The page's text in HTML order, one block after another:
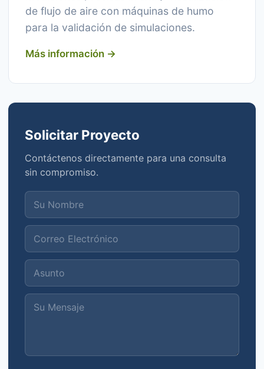
de flujo de aire con máquinas de humo
para la validación de simulaciones.
Más información →
Solicitar Proyecto
Contáctenos directamente para una consulta
sin compromiso.